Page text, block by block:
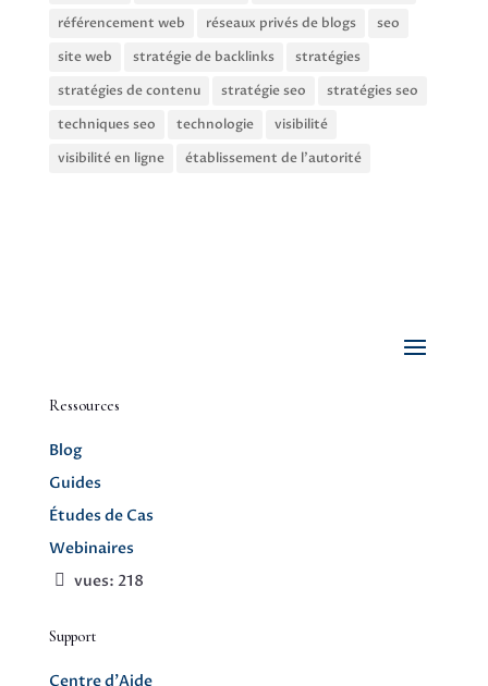
référencement web
réseaux privés de blogs
seo
site web
stratégie de backlinks
stratégies
stratégies de contenu
stratégie seo
stratégies seo
techniques seo
technologie
visibilité
visibilité en ligne
établissement de l'autorité
Ressources
Blog
Guides
Études de Cas
Webinaires
vues: 218
Support
Centre d’Aide